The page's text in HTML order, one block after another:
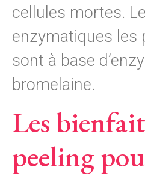
cellules mortes.
enzymatiques les
sont à base
bromelaine.
Les
peeling